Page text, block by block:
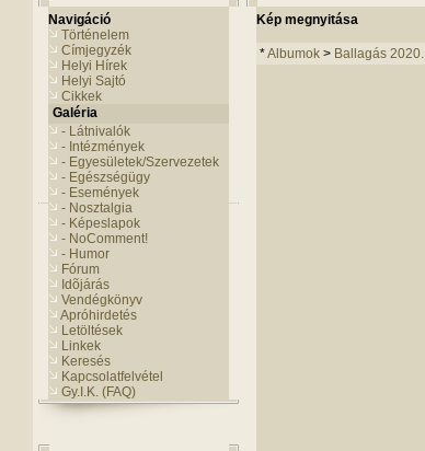
Navigáció
Történelem
Címjegyzék
Helyi Hírek
Helyi Sajtó
Cikkek
Galéria
- Látnivalók
- Intézmények
- Egyesületek/Szervezetek
- Egészségügy
- Események
- Nosztalgia
- Képeslapok
- NoComment!
- Humor
Fórum
Idõjárás
Vendégkönyv
Apróhirdetés
Letöltések
Linkek
Keresés
Kapcsolatfelvétel
Gy.I.K. (FAQ)
Kép megnyitása
*Albumok > Ballagás 2020.